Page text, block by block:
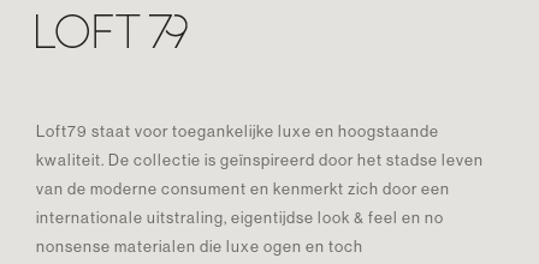
Loft79 staat voor toegankelijke luxe en hoogstaande
kwaliteit. De collectie is geïnspireerd door het stadse leven
van de moderne consument en kenmerkt zich door een
internationale uitstraling, eigentijdse look & feel en no
nonsense materialen die luxe ogen en toch